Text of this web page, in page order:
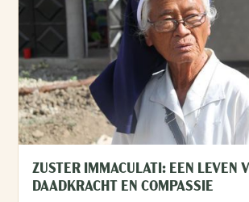
ZUSTER IMMACULATI: EEN LEVEN
DAADKRACHT EN COMPASSIE